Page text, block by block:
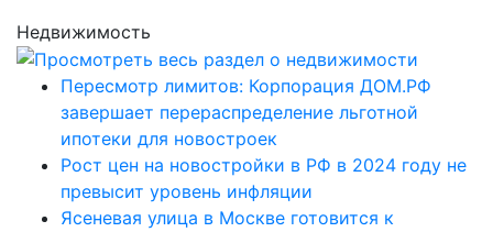
Недвижимость
Пересмотр лимитов: Корпорация ДОМ.РФ
завершает перераспределение льготной
ипотеки для новостроек
Рост цен на новостройки в РФ в 2024 году не
превысит уровень инфляции
Ясеневая улица в Москве готовится к